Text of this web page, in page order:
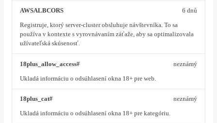
AWSALBCORS
Registruje, ktorý server-cluster obsluhuje návštevníka. To sa
používa v kontexte s vyrovnávaním záťaže, aby sa optimalizovala
užívateľská skúsenosť.
6 dnů
18plus_allow_access#
Ukladá informáciu o odsúhlasení okna 18+ pre web.
neznámý
18plus_cat#
Ukladá informáciu o odsúhlasení okna 18+ pre kategóriu.
neznámý